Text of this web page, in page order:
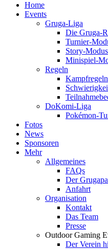
Home
Events
Gruga-Liga
Die Gruga-
Turnier-
Story-Modus
Minispiel-
Regeln
Kampfregeln
DoKomi-Liga
Pokémon-
Fotos
News
Sponsoren
Mehr
Allgemeines
FAQs
Der
Anfahrt
Organisation
Kontakt
Das Team
Presse
Outdoor Gaming
Der Verein